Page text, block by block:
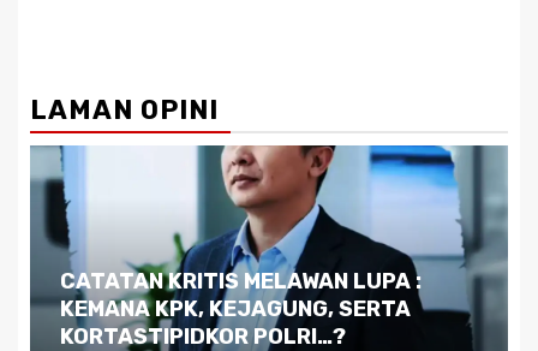
LAMAN OPINI
Dilema Kaltim di Tengah Krisis:
Kutukan Sumber Daya Alam dan
Pemimpin yang Tak Kreatif